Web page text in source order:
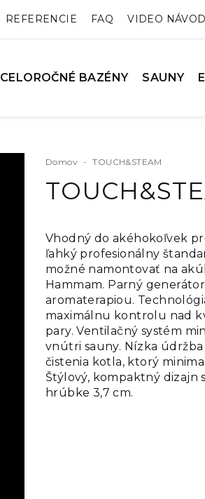
REFERENCIE FAQ VIDEO
CELOROČNÉ BAZÉNY SAUNY
Domov - TOUCH&STEAM
Vhodný do akéhokoľvek
ľahký profesionálny
možné namontovať na
Hammam. Parný
aromaterapiou.
maximálnu kontrolu nad
pary. Ventilačný systém
vnútri sauny. Nízka
čistenia kotla, ktorý
Štýlový, kompaktný dizajn
hrúbke 3,7 cm.